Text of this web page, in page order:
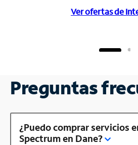
Ver ofertas de
Preguntas
¿Puedo comprar servicios
Spectrum en Dane?